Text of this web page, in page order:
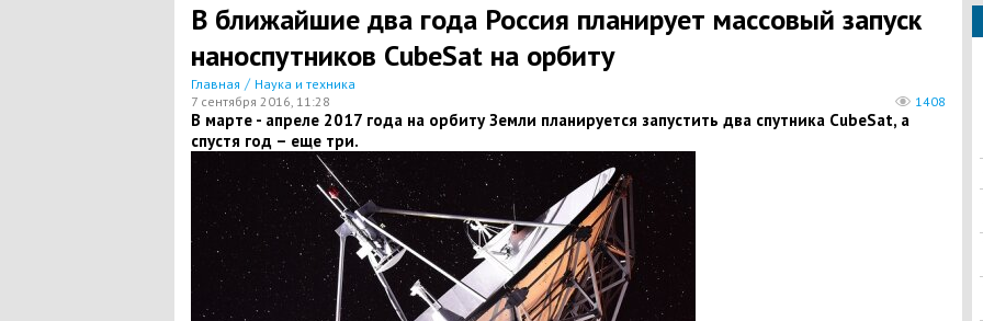
В ближайшие два года Россия планирует массовый запуск
наноспутников CubeSat на орбиту
Главная / Наука и техника
7 сентября 2016, 11:28
1408
В марте - апреле 2017 года на орбиту Земли планируется запустить два спутника CubeSat, а
спустя год – еще три.